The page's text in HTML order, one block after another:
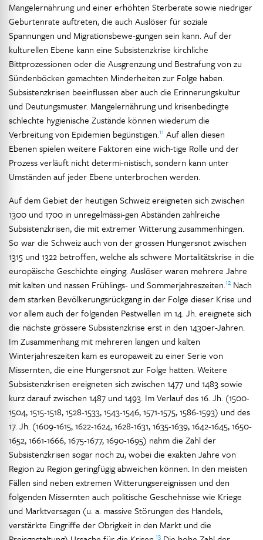
Mangelernährung und einer erhöhten Sterberate sowie niedriger
Geburtenrate auftreten, die auch Auslöser für soziale
Spannungen und Migrationsbewe-gungen sein kann. Auf der
kulturellen Ebene kann eine Subsistenzkrise kirchliche
Bittprozessionen oder die Ausgrenzung und Bestrafung von zu
Sündenböcken gemachten Minderheiten zur Folge haben.
Subsistenzkrisen beeinflussen aber auch die Erinnerungskultur
und Deutungsmuster. Mangelernährung und krisenbedingte
schlechte hygienische Zustände können wiederum die
Verbreitung von Epidemien begünstigen.11 Auf allen diesen
Ebenen spielen weitere Faktoren eine wich-tige Rolle und der
Prozess verläuft nicht determi-nistisch, sondern kann unter
Umständen auf jeder Ebene unterbrochen werden.
Auf dem Gebiet der heutigen Schweiz ereigneten sich zwischen
1300 und 1700 in unregelmässi-gen Abständen zahlreiche
Subsistenzkrisen, die mit extremer Witterung zusammenhingen.
So war die Schweiz auch von der grossen Hungersnot zwischen
1315 und 1322 betroffen, welche als schwere Mortalitätskrise in die
europäische Geschichte einging. Auslöser waren mehrere Jahre
mit kalten und nassen Frühlings- und Sommerjahreszeiten.12 Nach
dem starken Bevölkerungsrückgang in der Folge dieser Krise und
vor allem auch der folgenden Pestwellen im 14. Jh. ereignete sich
die nächste grössere Subsistenzkrise erst in den 1430er-Jahren.
Im Zusammenhang mit mehreren langen und kalten
Winterjahreszeiten kam es europaweit zu einer Serie von
Missernten, die eine Hungersnot zur Folge hatten. Weitere
Subsistenzkrisen ereigneten sich zwischen 1477 und 1483 sowie
kurz darauf zwischen 1487 und 1493. Im Verlauf des 16. Jh. (1500-
1504, 1515-1518, 1528-1533, 1543-1546, 1571-1575, 1586-1593) und des
17. Jh. (1609-1615, 1622-1624, 1628-1631, 1635-1639, 1642-1645, 1650-
1652, 1661-1666, 1675-1677, 1690-1695) nahm die Zahl der
Subsistenzkrisen sogar noch zu, wobei die exakten Jahre von
Region zu Region geringfügig abweichen können. In den meisten
Fällen sind neben extremen Witterungsereignissen und den
folgenden Missernten auch politische Geschehnisse wie Kriege
und Marktversagen (u. a. massive Störungen des Handels,
verstärkte Eingriffe der Obrigkeit in den Markt und die
13